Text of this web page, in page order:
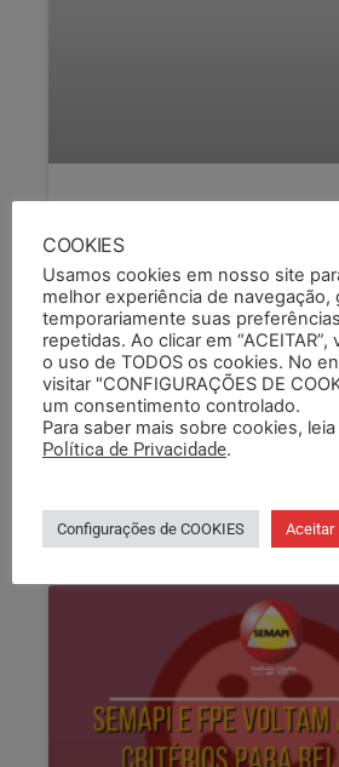
POR CUMPRIMENTO DO
COLETIVO
Na última quinta-feira (18),
do SEMAPI, juntamente com
Fórum de Base, estiveram
integrantes da direção da FASE
LEIA COMPLETO »
22/04/2024
COOKIES
Usamos cookies em nosso site
melhor experiência de navegação,
temporariamente suas
repetidas. Ao clicar em
o uso de TODOS os cookies. No
visitar "CONFIGURAÇÕES DE
um consentimento controlado.
Para saber mais sobre cookies,
Política de Privacidade.
Configurações de COOKIES Aceitar